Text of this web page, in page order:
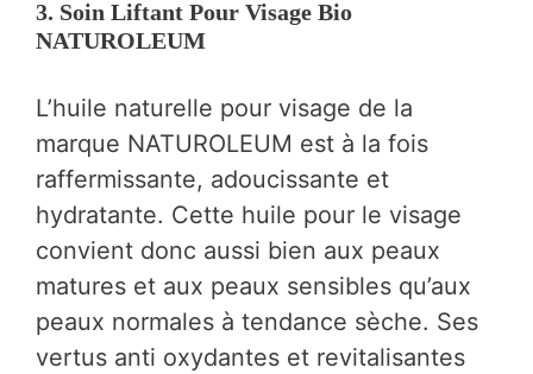
3. Soin Liftant Pour Visage Bio
NATUROLEUM
L’huile naturelle pour visage de la
marque NATUROLEUM est à la fois
raffermissante, adoucissante et
hydratante. Cette huile pour le visage
convient donc aussi bien aux peaux
matures et aux peaux sensibles qu’aux
peaux normales à tendance sèche. Ses
vertus anti oxydantes et revitalisantes